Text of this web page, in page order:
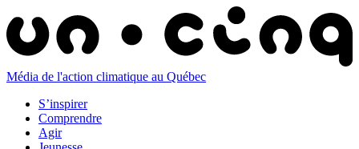
Média de l'action climatique au Québec
S’inspirer
Comprendre
Agir